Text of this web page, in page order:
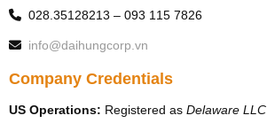
028.35128213 – 093 115 7826
info@daihungcorp.vn
Company Credentials
US Operations: Registered as Delaware LLC